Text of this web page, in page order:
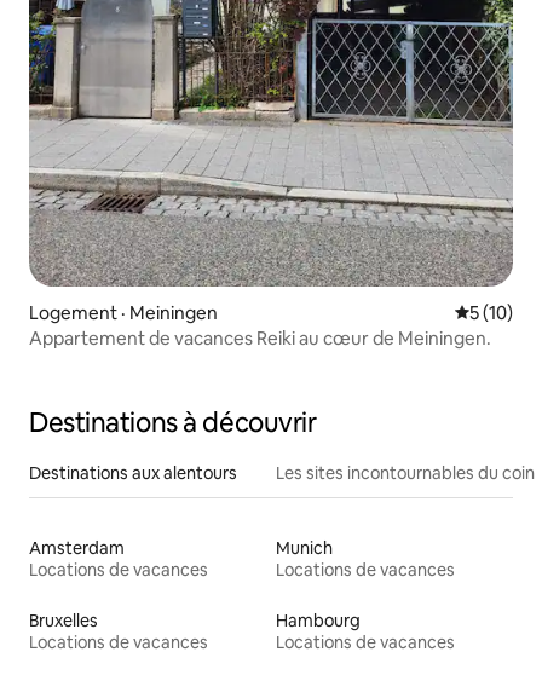
Logement · Meiningen Note
5 (10)
Appartement de vacances Reiki au cœur de Meiningen.
Destinations à découvrir
Destinations aux alentours Les sites incontournables du coin
Amsterdam
Locations de vacances
Munich
Locations de vacances
Bruxelles
Locations de vacances
Hambourg
Locations de vacances